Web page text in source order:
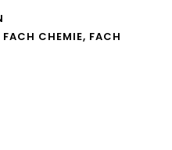
FACH CHEMIE, FACH